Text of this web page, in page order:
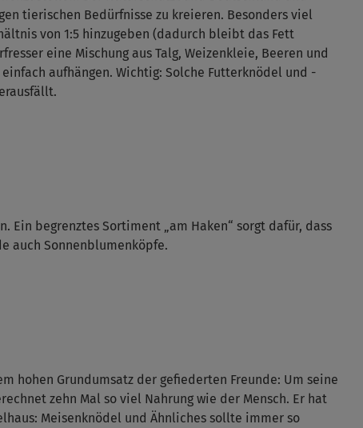
tierischen Bedürfnisse zu kreieren. Besonders viel
von 1:5 hinzugeben (dadurch bleibt das Fett
eine Mischung aus Talg, Weizenkleie, Beeren und
aufhängen. Wichtig: Solche Futterknödel und -
begrenztes Sortiment „am Haken“ sorgt dafür, dass
auch Sonnenblumenköpfe.
hohen Grundumsatz der gefiederten Freunde: Um seine
zehn Mal so viel Nahrung wie der Mensch. Er hat
Meisenknödel und Ähnliches sollte immer so